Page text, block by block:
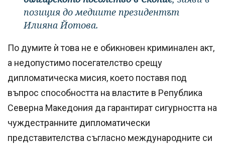
позиция до медиите президентът
Илияна Йотова.
По думите ѝ това не е обикновен криминален акт,
а недопустимо посегателство срещу
дипломатическа мисия, което поставя под
въпрос способността на властите в Република
Северна Македония да гарантират сигурността на
чуждестранните дипломатически
представителства съгласно международните си